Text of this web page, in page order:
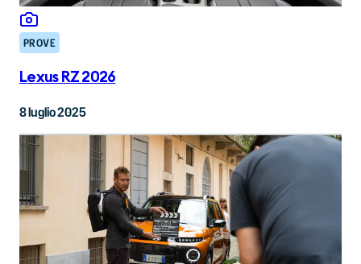
PROVE
Lexus RZ 2026
8 luglio 2025